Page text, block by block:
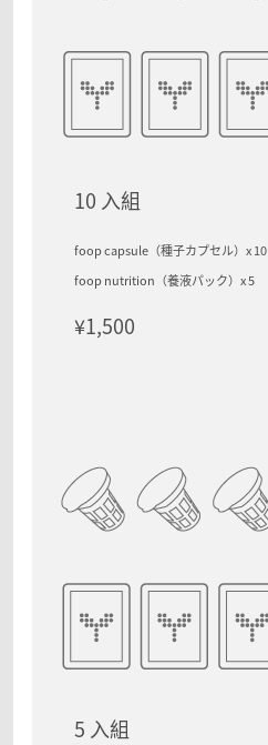
10 入組
foop capsule（種子カプセル）x 10
foop nutrition（養液パック）x 5
¥1,500
5 入組